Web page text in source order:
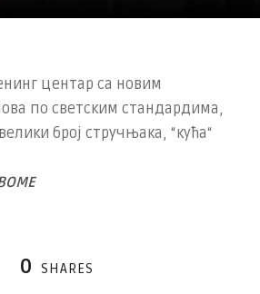
центар са новим
по светским стандардима,
број стручњака, “кућа“
0 SHARES